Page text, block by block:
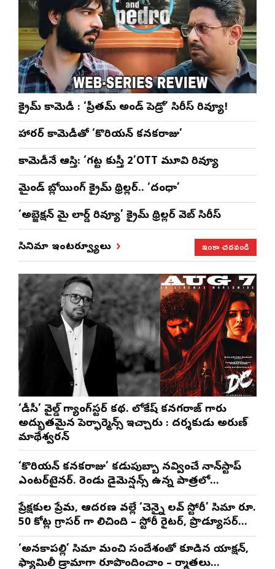
క్రైమ్ కామెడీ : ‘ప్రీతమ్ అండ్ పెడ్రో’ సిరీస్ రివ్యూ!
హారర్ కామెడీతో ‘కొరియన్ కనకరాజు’
కామెడీనే ఆస్తి: ‘గట్ట కుస్తీ 2’OTT మూవి రివ్యూ
మైండ్ బ్లోయింగ్ క్రైమ్ థ్రిల్లర్.. ‘దంధా’
‘అబ్జెక్ష‌న్ మై లార్డ్ రివ్యూ’ క్రైమ్ థ్రిల్ల‌ర్ వెబ్ సిరీస్
సినిమా ఇంటర్వ్యూలు ఇంకా చదవండి
‘డీసీ’ వైల్డ్ గ్యాంగ్‌స్టర్ కథ. లోకేష్ కనగరాజ్ గారు
అద్భుతమైన పెర్ఫార్మెన్స్ ఇచ్చారు : దర్శకుడు అరుణ్
మాథేశ్వరన్
‘కొరియన్ కనకరాజు’ కడుపుబ్బా నవ్వించే నాన్‌స్టాప్
ఎంటర్‌టైనర్. రెండు డైమెన్షన్స్ ఉన్న పాత్రలో
నటించడం చాలా సంతృప్తినిచ్చింది : వరుణ్ తేజ్
ప్రేక్షకుల ప్రేమ, ఆదరణ వల్లే ‘చెన్నై లవ్ స్టోరీ’ సినిమా రూ.
50 కోట్ల గ్రాసర్ గా నిలిచింది – స్టోరీ రైటర్, ప్రొడ్యూసర్
సాయి రాజేష్
‘అనకాపల్లి’ సినిమాని మంచి సందేశంతో కూడిన యాక్షన్,
ఫ్యామిలీ డ్రామాగా రూపొందించాం – నిర్మాతలు